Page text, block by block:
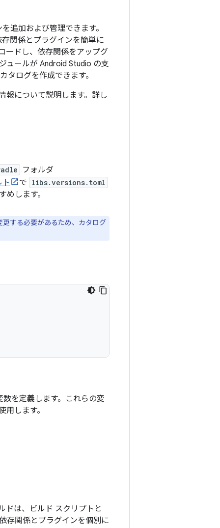
追加および管理できます。
関係とプラグインを簡単に
ードし、依存関係をアップグ
ュールが Android Studio の支
タログを作成できます。
報について説明します。詳し
フォルダ
ト
で libs.versions.toml
します。
する必要があるため、カタログ
を定義します。これらの変
します。
ドは、ビルド スクリプトと
存関係とプラグインを個別に